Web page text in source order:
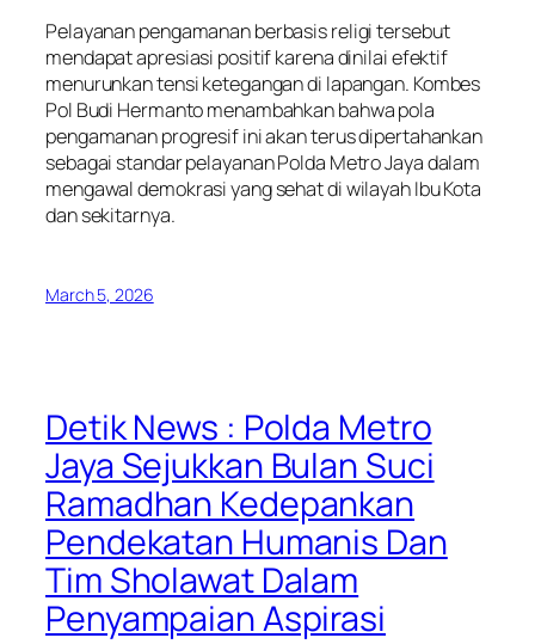
Pelayanan pengamanan berbasis religi tersebut
mendapat apresiasi positif karena dinilai efektif
menurunkan tensi ketegangan di lapangan. Kombes
Pol Budi Hermanto menambahkan bahwa pola
pengamanan progresif ini akan terus dipertahankan
sebagai standar pelayanan Polda Metro Jaya dalam
mengawal demokrasi yang sehat di wilayah Ibu Kota
dan sekitarnya.
March 5, 2026
Detik News : Polda Metro
Jaya Sejukkan Bulan Suci
Ramadhan Kedepankan
Pendekatan Humanis Dan
Tim Sholawat Dalam
Penyampaian Aspirasi